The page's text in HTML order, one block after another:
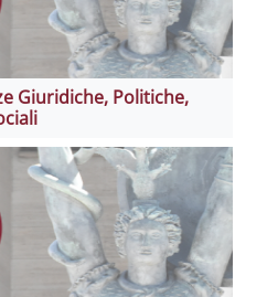
Giuridiche, Politiche,